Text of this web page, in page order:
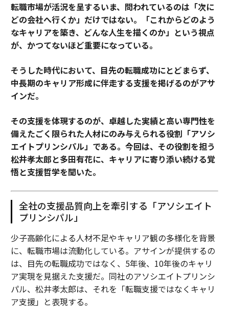
転職市場が活況を呈するいま、問われているのは「次に
どの会社へ行くか」だけではない。「これからどのよう
なキャリアを築き、どんな人生を描くのか」という視点
が、かつてないほど重要になっている。
そうした時代において、目先の転職成功にとどまらず、
中長期のキャリア形成に伴走する支援を掲げるのがアサ
インだ。
その支援を体現するのが、卓越した実績と高い専門性を
備えたごく限られた人材にのみ与えられる役割「アソシ
エイトプリンシパル」である。今回は、その役割を担う
松井孝太郎と多田有花に、キャリアに寄り添い続ける覚
悟と支援哲学を聞いた。
全社の支援品質向上を牽引する「アソシエイト
プリンシパル」
少子高齢化による人材不足やキャリア観の多様化を背景
に、転職市場は流動化している。アサインが提供するの
は、目先の転職成功ではなく、5年後、10年後のキャリ
ア実現を見据えた支援だ。同社のアソシエイトプリンシ
パル、松井孝太郎は、それを「転職支援ではなくキャリ
ア支援」と表現する。